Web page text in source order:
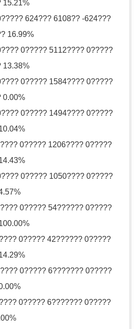
15.21%
624??? 6108?? -624???
16.99%
0????? 5112???? 0?????
13.38%
0????? 1584???? 0?????
0.00%
0????? 1494???? 0?????
0????? 1206???? 0?????
0????? 1050???? 0?????
0????? 54?????? 0?????
0????? 42?????? 0?????
0????? 6??????? 0?????
0????? 6??????? 0?????